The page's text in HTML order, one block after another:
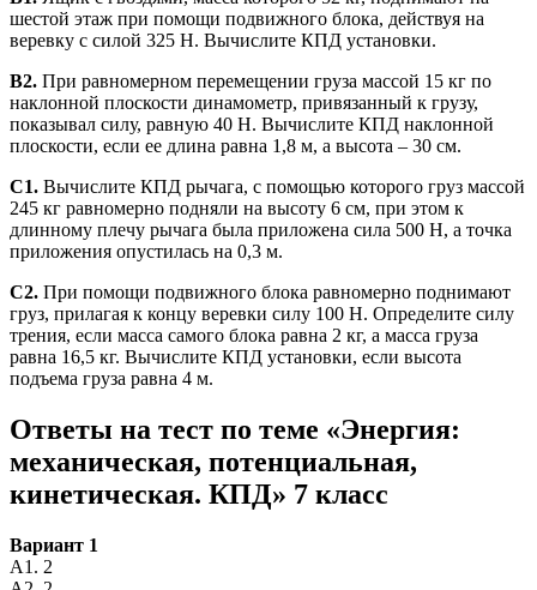
шестой этаж при помощи подвижного блока, действуя на
веревку с силой 325 Н. Вычислите КПД установки.
В2. При равномерном перемещении груза массой 15 кг по
наклонной плоскости динамометр, привязанный к грузу,
показывал силу, равную 40 Н. Вычислите КПД наклонной
плоскости, если ее длина равна 1,8 м, а высота – 30 см.
С1. Вычислите КПД рычага, с помощью которого груз массой
245 кг равномерно подняли на высоту 6 см, при этом к
длинному плечу рычага была приложена сила 500 Н, а точка
приложения опустилась на 0,3 м.
С2. При помощи подвижного блока равномерно поднимают
груз, прилагая к концу веревки силу 100 Н. Определите силу
трения, если масса самого блока равна 2 кг, а масса груза
равна 16,5 кг. Вычислите КПД установки, если высота
подъема груза равна 4 м.
Ответы на тест по теме «Энергия:
механическая, потенциальная,
кинетическая. КПД» 7 класс
Вариант 1
А1. 2